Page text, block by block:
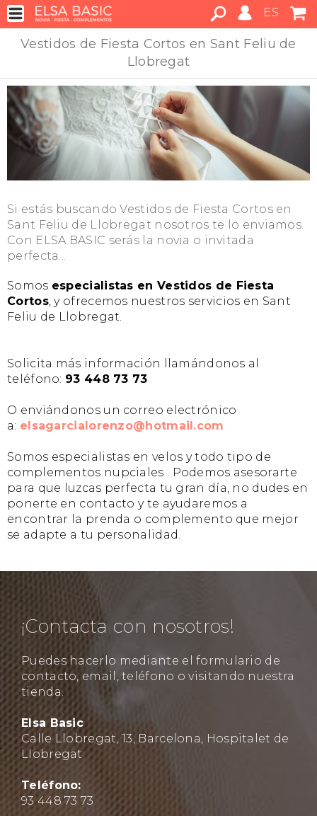
ES
Vestidos de Fiesta Cortos en Sant Feliu de
Llobregat
Si estás buscando Vestidos de Fiesta Cortos en
Sant Feliu de Llobregat nosotros te lo enviamos.
Con ELSA BASIC serás la novia o invitada
perfecta...
Somos especialistas en Vestidos de Fiesta
Cortos, y ofrecemos nuestros servicios en Sant
Feliu de Llobregat.
Solicita más información llamándonos al
teléfono: 93 448 73 73
O enviándonos un correo electrónico
a: elsagarcialorenzo@hotmail.com
Somos especialistas en velos y todo tipo de
complementos nupciales . Podemos asesorarte
para que luzcas perfecta tu gran día, no dudes en
ponerte en contacto y te ayudaremos a
encontrar la prenda o complemento que mejor
se adapte a tu personalidad.
¡Contacta con nosotros!
Puedes hacerlo mediante el formulario de
contacto, email, teléfono o visitando nuestra
tienda.
Elsa Basic
Calle Llobregat, 13, Barcelona, Hospitalet de
Llobregat
Teléfono:
93 448 73 73